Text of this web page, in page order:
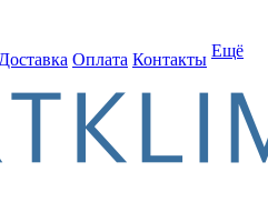
Доставка Оплата Контакты Ещё